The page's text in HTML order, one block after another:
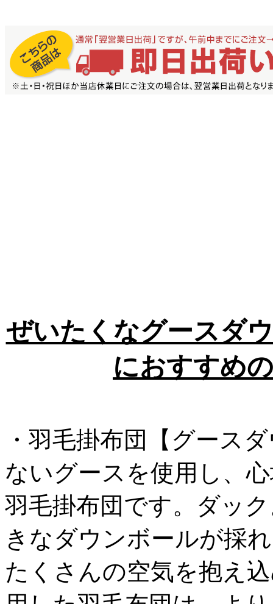
ぜいたくなグースダ
におすすめ
・羽毛掛布団【グース
ないグースを使用し、
羽毛掛布団です。ダッ
きなダウンボールが採
たくさんの空気を抱え